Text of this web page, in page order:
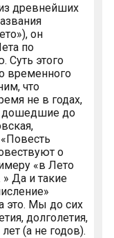
древнейших
он
по
Суть этого
временного
что
не в годах,
дошедшие до
о
«в Лето
» Да и такие
это. Мы до сих
долголетия,
(а не годов).